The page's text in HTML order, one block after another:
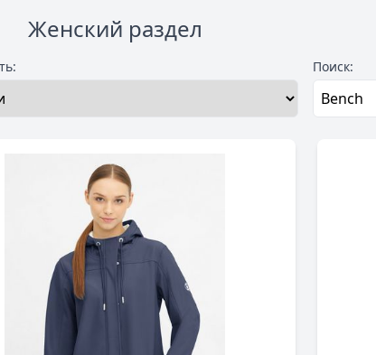
Женский раздел
Поиск: